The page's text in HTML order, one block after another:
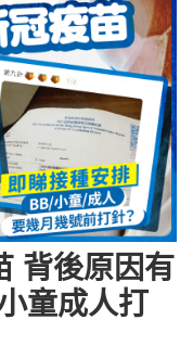
背後原因有
童成人打